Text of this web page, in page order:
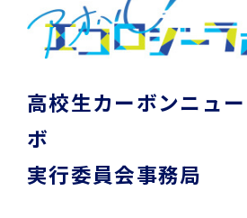
高校生カーボンニュ
ボ
実行委員会事務局